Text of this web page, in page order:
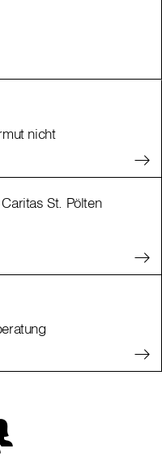
nicht
St. Pölten